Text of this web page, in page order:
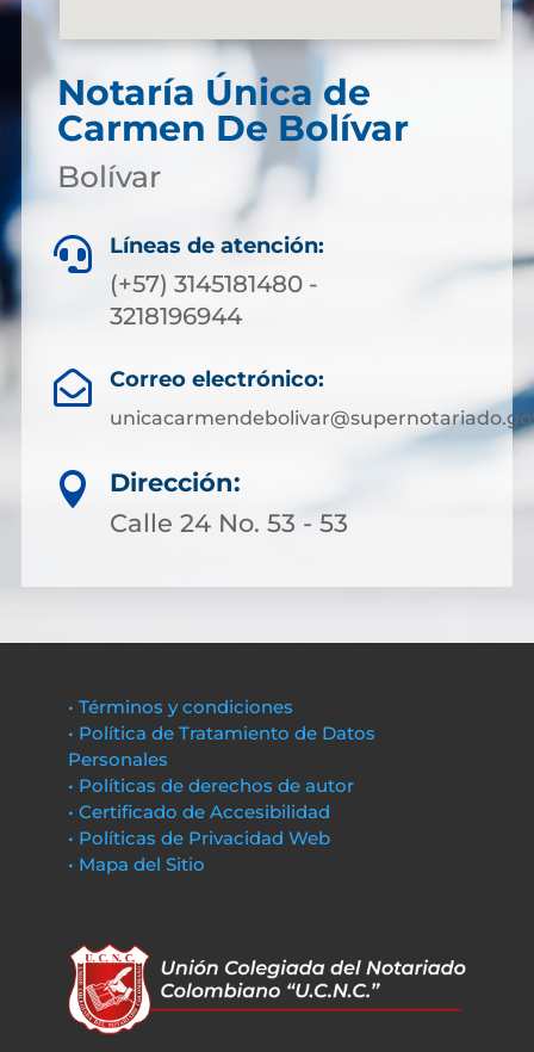
Notaría Única de
Carmen De Bolívar
Bolívar
 Líneas de atención:
(+57) 3145181480 -
3218196944
 Correo electrónico:

Dirección:
Calle 24 No. 53 - 53
• Términos y condiciones
• Política de Tratamiento de Datos
Personales
• Políticas de derechos de autor
• Certificado de Accesibilidad
• Políticas de Privacidad Web
• Mapa del Sitio